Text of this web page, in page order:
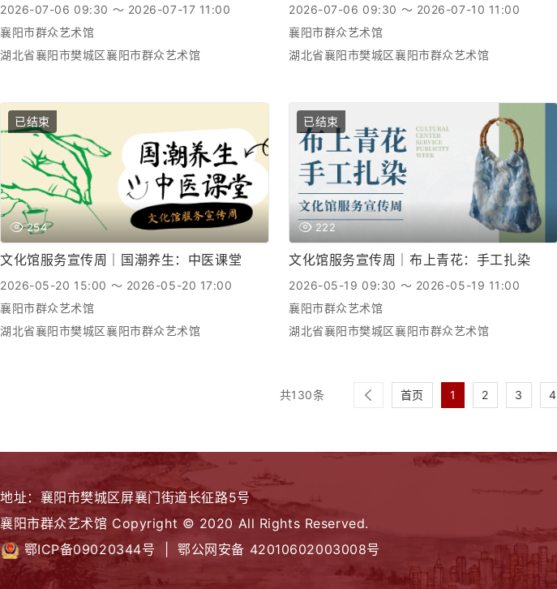
2026-07-06 09:30 ～ 2026-07-17 11:00
襄阳市群众艺术馆
湖北省襄阳市樊城区襄阳市群众艺术馆
2026-07-06 09:30 ～ 2026-07-10 11:00
襄阳市群众艺术馆
湖北省襄阳市樊城区襄阳市群众艺术馆
已结束
254
文化馆服务宣传周｜国潮养生：中医课堂
2026-05-20 15:00 ～ 2026-05-20 17:00
襄阳市群众艺术馆
湖北省襄阳市樊城区襄阳市群众艺术馆
已结束
222
文化馆服务宣传周｜布上青花：手工扎染
2026-05-19 09:30 ～ 2026-05-19 11:00
襄阳市群众艺术馆
湖北省襄阳市樊城区襄阳市群众艺术馆
共130条 首页 1 2 3 4
地址：襄阳市樊城区屏襄门街道长征路5号
襄阳市群众艺术馆 Copyright © 2020 All Rights Reserved.
鄂ICP备09020344号 |鄂公网安备 42010602003008号